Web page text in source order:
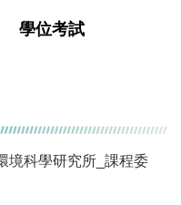
學位考試
境科學研究所_課程委